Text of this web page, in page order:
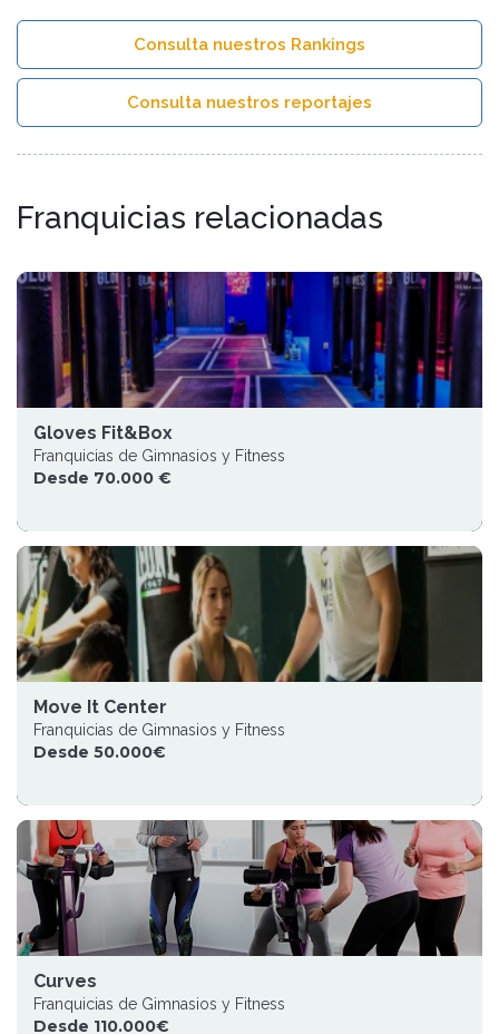
Consulta nuestros Rankings
Consulta nuestros reportajes
Franquicias relacionadas
Gloves Fit&Box
Franquicias de Gimnasios y Fitness
Desde 70.000 €
Move It Center
Franquicias de Gimnasios y Fitness
Desde 50.000€
Curves
Franquicias de Gimnasios y Fitness
Desde 110.000€